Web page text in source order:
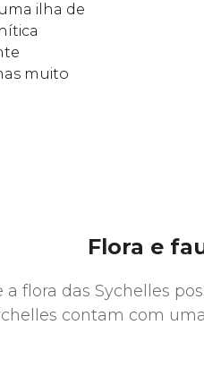
ilha de
muito
Flora e
a flora das Sychelles
contam com